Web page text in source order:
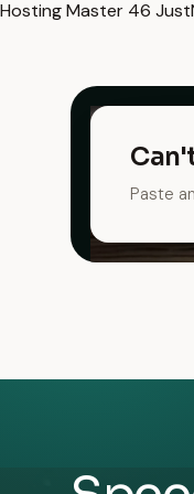
Hosting Master 46
Paste